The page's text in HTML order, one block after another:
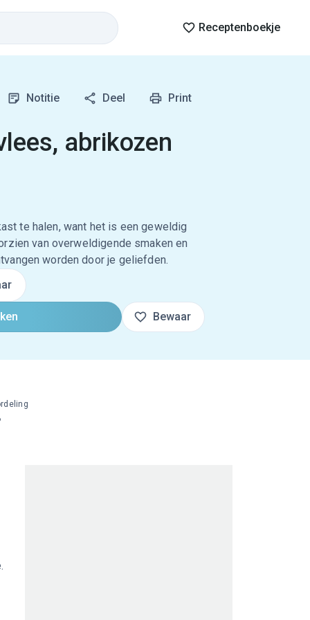
Receptenboekje
Notitie Deel Print
abrikozen
te halen, want het is een geweldig
van overweldigende smaken en
worden door je geliefden.
Bewaar